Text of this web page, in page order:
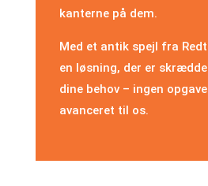
kanterne på dem.
Med et antik spejl fra
en løsning, der er
dine behov – ingen
avanceret til os.